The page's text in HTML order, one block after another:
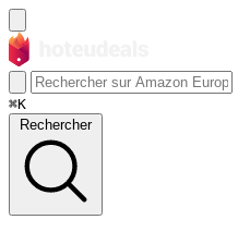
⌘K
Rechercher